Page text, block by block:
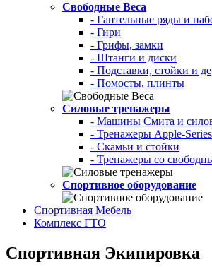
Свободные Веса
- Гантельные ряды и
- Гири
- Грифы, замки
- Штанги и диски
- Подставки, стойки и
- Помосты, плинты
Силовые тренажеры
- Машины Смита и
- Тренажеры Apple-Series
- Скамьи и стойки
- Тренажеры со
Спортивное оборудование
Спортивная Мебель
Комплекс ГТО
Спортивная Экипировка